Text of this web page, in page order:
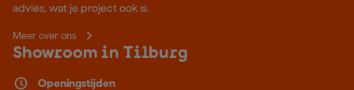
advies, wat je project ook is.
Meer over ons
Showroom in Tilburg
Openingstijden